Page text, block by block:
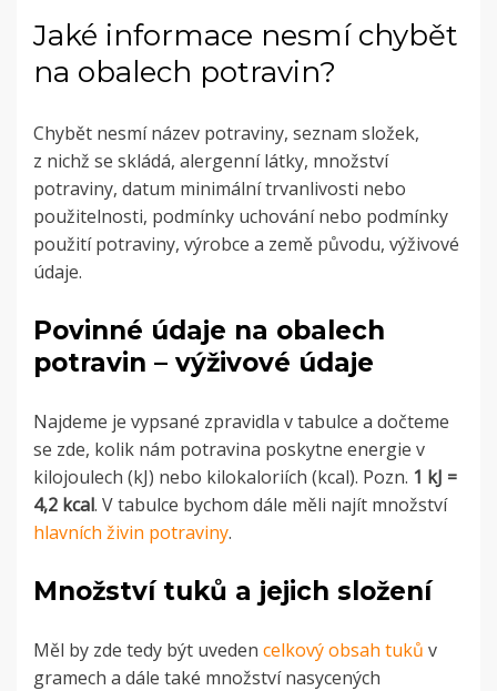
Jaké informace nesmí chybět
na obalech potravin?
Chybět nesmí název potraviny, seznam složek,
z nichž se skládá, alergenní látky, množství
potraviny, datum minimální trvanlivosti nebo
použitelnosti, podmínky uchování nebo podmínky
použití potraviny, výrobce a země původu, výživové
údaje.
Povinné údaje na obalech
potravin – výživové údaje
Najdeme je vypsané zpravidla v tabulce a dočteme
se zde, kolik nám potravina poskytne energie v
kilojoulech (kJ) nebo kilokaloriích (kcal). Pozn. 1 kJ =
4,2 kcal. V tabulce bychom dále měli najít množství
hlavních živin potraviny.
Množství tuků a jejich složení
Měl by zde tedy být uveden celkový obsah tuků v
gramech a dále také množství nasycených